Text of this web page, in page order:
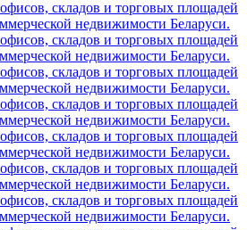
складов и торговых площадей
недвижимости Беларуси.
складов и торговых площадей
недвижимости Беларуси.
складов и торговых площадей
недвижимости Беларуси.
складов и торговых площадей
недвижимости Беларуси.
складов и торговых площадей
недвижимости Беларуси.
складов и торговых площадей
недвижимости Беларуси.
складов и торговых площадей
недвижимости Беларуси.